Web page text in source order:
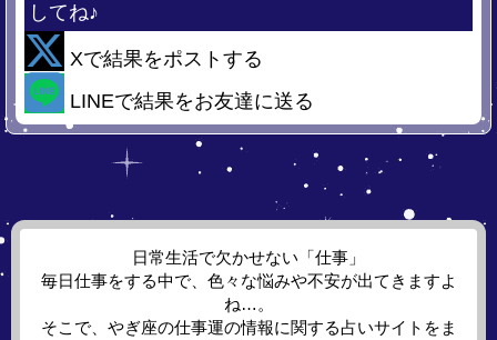
してね♪
Xで結果をポストする
LINEで結果をお友達に送る
日常生活で欠かせない「仕事」
毎日仕事をする中で、色々な悩みや不安が出てきますよ
ね…。
そこで、やぎ座の仕事運の情報に関する占いサイトをま